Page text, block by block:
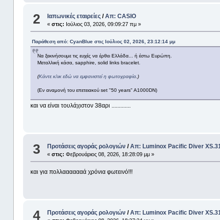
2 Ιαπωνικές εταιρείες /Απ: CASIO
«στις: Ιούλιος 03, 2026, 09:09:27 πμ »
Παράθεση από: CyanBlue στις Ιούλιος 02, 2026, 23:12:14 μμ
Να ξεκινήσουμε τις ευχές να έρθει Ελλάδα... ή έστω Ευρώπη.
Μεταλλική κάσα, sapphire, solid links bracelet.
(Κάντε κλικ εδώ να εμφανιστεί η φωτογραφία.)
(Εν αναμονή του επετειακού set "50 years" A1000DN)
και να είναι τουλάχιστον 38αρι .............
3 Προτάσεις αγοράς ρολογιών /Απ: Luminox Pacific Diver
«στις: Φεβρουάριος 08, 2026, 18:28:09 μμ »
και για πολλααααααά χρόνια φωτεινό!!!
4 Προτάσεις αγοράς ρολογιών /Απ: Luminox Pacific Diver